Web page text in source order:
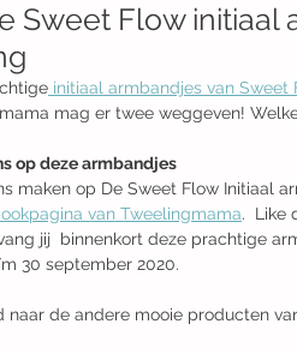
Sweet Flow initiaal
initiaal armbandjes van Sweet
mag er twee weggeven!
op deze armbandjes
maken op De Sweet Flow Initiaal
van Tweelingmama.  Like
jij  binnenkort deze prachtige
30 september 2020.
naar de andere mooie producten